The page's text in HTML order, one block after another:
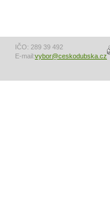
IČO: 289 39 492
E-mail:vybor@ceskodubska.cz